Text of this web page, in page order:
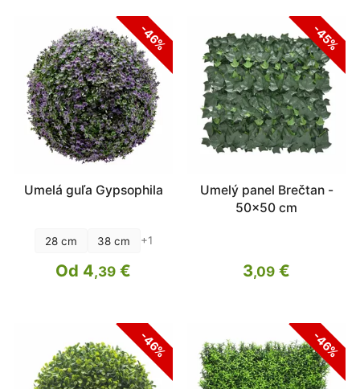
-46%
Umelá guľa Gypsophila
28 cm 38 cm +1
Od 4,39 €
-45%
Umelý panel Brečtan -
50x50 cm
3,09 €
-46% -46%